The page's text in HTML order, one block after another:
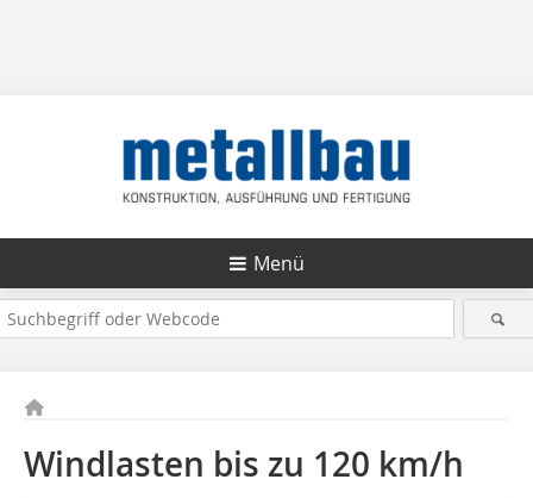
Menü
Windlasten bis zu 120 km/h